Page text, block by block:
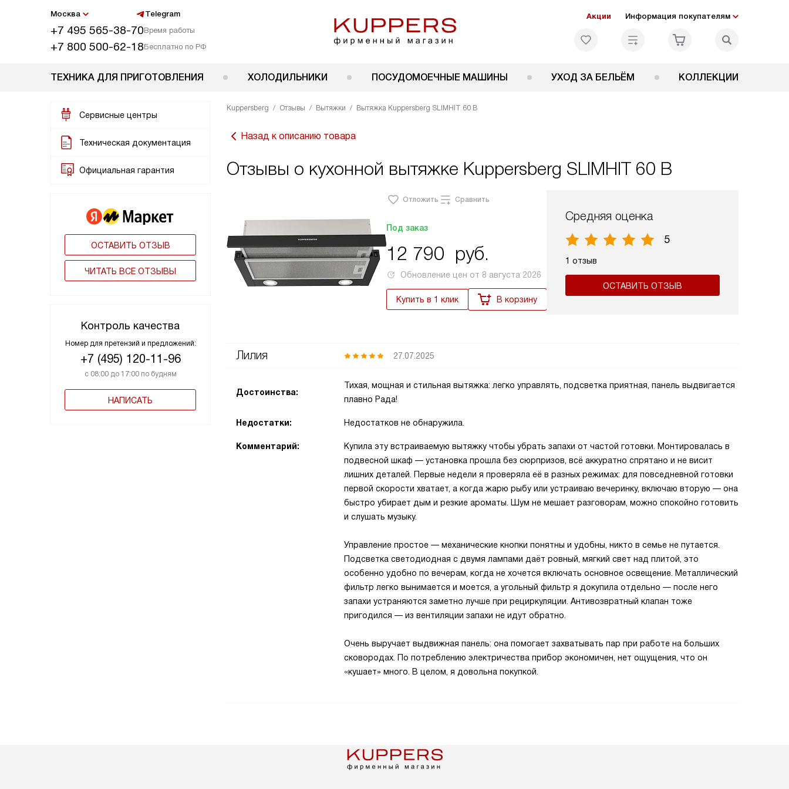
Москва Telegram
+7 495 565-38-70Время работы
+7 800 500-62-18Бесплатно по РФ
Акции Информация покупателям
ТЕХНИКА ДЛЯ ПРИГОТОВЛЕНИЯ ХОЛОДИЛЬНИКИ ПОСУДОМОЕЧНЫЕ МАШИНЫ УХОД ЗА БЕЛЬЁМ КОЛЛЕКЦИИ
Сервисные центры
Техническая документация
Официальная гарантия
ОСТАВИТЬ ОТЗЫВ
ЧИТАТЬ ВСЕ ОТЗЫВЫ
Контроль качества
Номер для претензий и предложений:
+7 (495) 120-11-96
с 08:00 до 17:00 по будням
НАПИСАТЬ
Kuppersberg Отзывы Вытяжки Вытяжка Kuppersberg SLIMHIT 60 B
Назад к описанию товара
Отзывы о кухонной вытяжке Kuppersberg SLIMHIT 60 B
Отложить Сравнить
Под заказ
12 790 руб.
Обновление цен от 8 августа 2026
Купить в 1 клик В корзину
Средняя оценка
5
1 отзыв
ОСТАВИТЬ ОТЗЫВ
Лилия 27.07.2025
Достоинства:
Тихая, мощная и стильная вытяжка: легко управлять, подсветка приятная, панель выдвигается
плавно Рада!
Недостатки: Недостатков не обнаружила.
Комментарий:
Купила эту встраиваемую вытяжку чтобы убрать запахи от частой готовки. Монтировалась в
подвесной шкаф — установка прошла без сюрпризов, всё аккуратно спрятано и не висит
лишних деталей. Первые недели я проверяла её в разных режимах: для повседневной готовки
первой скорости хватает, а когда жарю рыбу или устраиваю вечеринку, включаю вторую — она
быстро убирает дым и резкие ароматы. Шум не мешает разговорам, можно спокойно готовить
и слушать музыку.
Управление простое — механические кнопки понятны и удобны, никто в семье не путается.
Подсветка светодиодная с двумя лампами даёт ровный, мягкий свет над плитой, это
особенно удобно по вечерам, когда не хочется включать основное освещение. Металлический
фильтр легко вынимается и моется, а угольный фильтр я докупила отдельно — после него
запахи устраняются заметно лучше при рециркуляции. Антивозвратный клапан тоже
пригодился — из вентиляции запахи не идут обратно.
Очень выручает выдвижная панель: она помогает захватывать пар при работе на больших
сковородах. По потреблению электричества прибор экономичен, нет ощущения, что он
«кушает» много. В целом, я довольна покупкой.